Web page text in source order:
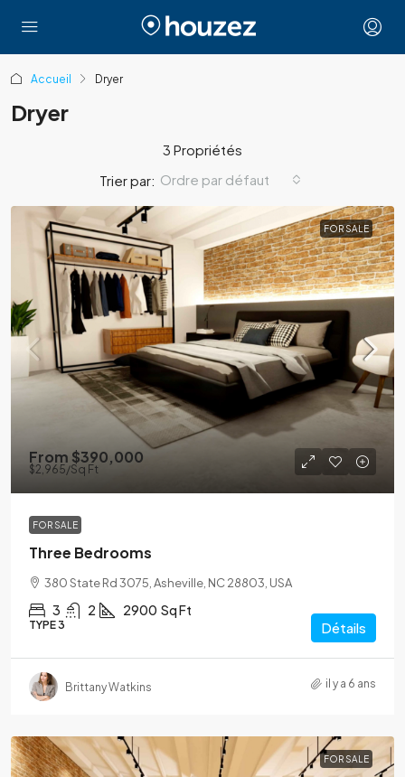
Accueil Dryer
Dryer
3 Propriétés
Trier par: Ordre par défaut
FOR SALE
From $390,000
$2,965/Sq Ft
FOR SALE
Three Bedrooms
380 State Rd 3075, Asheville, NC 28803, USA
3 2 2900 Sq Ft
TYPE 3 Détails
Brittany Watkins il y a 6 ans
FOR SALE